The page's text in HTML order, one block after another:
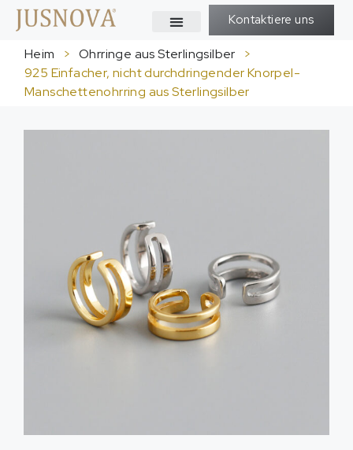
Kontaktiere uns
Heim > Ohrringe aus Sterlingsilber
>
925 Einfacher, nicht durchdringender Knorpel-
Manschettenohrring aus Sterlingsilber